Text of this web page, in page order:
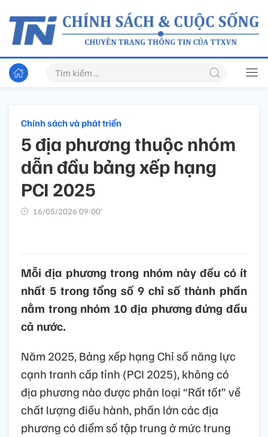
Chính sách và phát triển
5 địa phương thuộc nhóm
dẫn đầu bảng xếp hạng
PCI 2025
16/05/2026 09:00’
Mỗi địa phương trong nhóm này đều có ít
nhất 5 trong tổng số 9 chỉ số thành phần
nằm trong nhóm 10 địa phương đứng đầu
cả nước.
Năm 2025, Bảng xếp hạng Chỉ số năng lực
cạnh tranh cấp tỉnh (PCI 2025), không có
địa phương nào được phân loại “Rất tốt” về
chất lượng điều hành, phần lớn các địa
phương có điểm số tập trung ở mức trung